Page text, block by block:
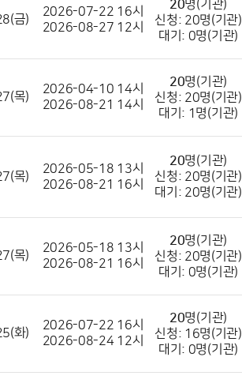
금)
2026-07-22 16시
2026-08-27 12시
20명(기관)
신청: 20명(기관)
대기: 0명(기관)
목)
2026-04-10 14시
2026-08-21 14시
20명(기관)
신청: 20명(기관)
대기: 1명(기관)
목)
2026-05-18 13시
2026-08-21 16시
20명(기관)
신청: 20명(기관)
대기: 20명(기관)
목)
2026-05-18 13시
2026-08-21 16시
20명(기관)
신청: 20명(기관)
대기: 0명(기관)
화)
2026-07-22 16시
2026-08-24 12시
20명(기관)
신청: 16명(기관)
대기: 0명(기관)